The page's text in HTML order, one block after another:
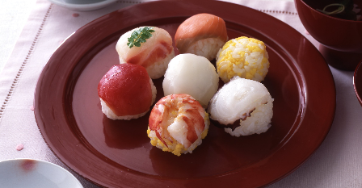
酢 調味酢
お酢ドリンク ぽん酢
みりん風・料理酒 鍋用調味料
新商品一覧
キャンペーン情報
ブランド・スペシャルサイト
ブランド・スペシャルサイト トップ
商品ブランドサイト
Fibee（ファイビー）
企業情報